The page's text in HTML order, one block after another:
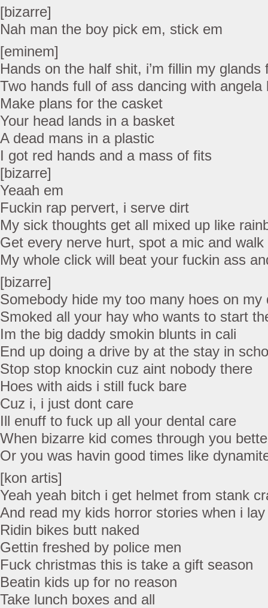
[bizarre]
Nah man the boy pick em, stick em
[eminem]
Hands on the half shit, i’m fillin my glands
Two hands full of ass dancing with angela
Make plans for the casket
Your head lands in a basket
A dead mans in a plastic
I got red hands and a mass of fits
[bizarre]
Yeaah em
Fuckin rap pervert, i serve dirt
My sick thoughts get all mixed up like
Get every nerve hurt, spot a mic and
My whole click will beat your fuckin ass
[bizarre]
Somebody hide my too many hoes on my
Smoked all your hay who wants to start
Im the big daddy smokin blunts in cali
End up doing a drive by at the stay in
Stop stop knockin cuz aint nobody there
Hoes with aids i still fuck bare
Cuz i, i just dont care
Ill enuff to fuck up all your dental care
When bizarre kid comes through you
Or you was havin good times like
[kon artis]
Yeah yeah bitch i get helmet from stank
And read my kids horror stories when i
Ridin bikes butt naked
Gettin freshed by police men
Fuck christmas this is take a gift season
Beatin kids up for no reason
Take lunch boxes and all